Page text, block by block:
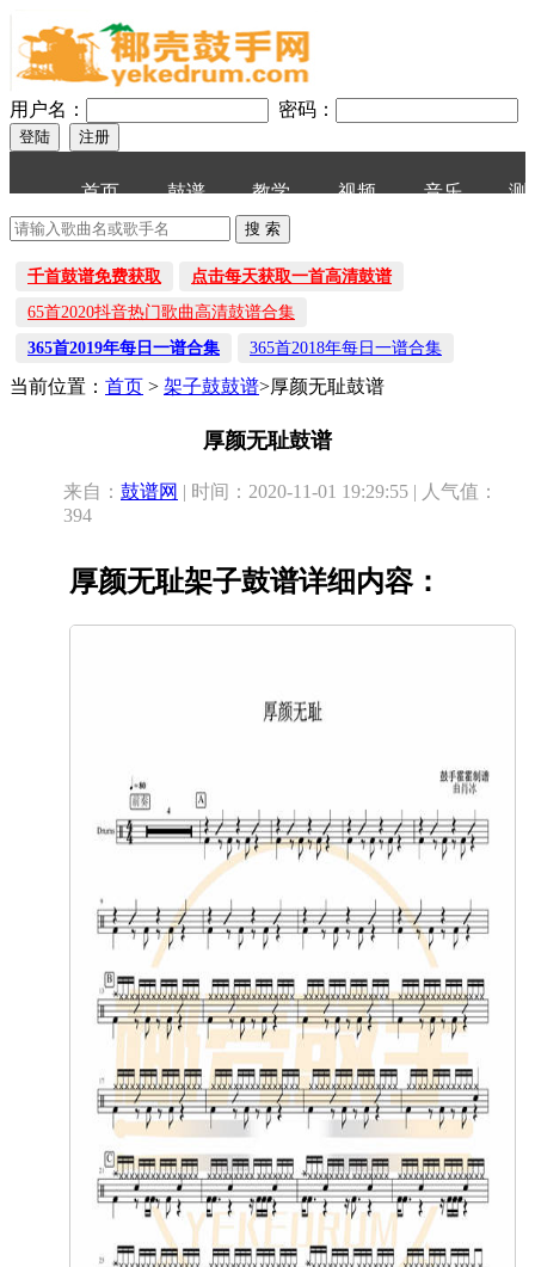
用户名： 密码：
首页 鼓谱 教学 视频 音乐 测
千首鼓谱免费获取
点击每天获取一首高清鼓谱
65首2020抖音热门歌曲高清鼓谱合集
365首2019年每日一谱合集
365首2018年每日一谱合集
当前位置： 首页 > 架子鼓鼓谱>厚颜无耻鼓谱
厚颜无耻鼓谱
来自： 鼓谱网 | 时间：2020-11-01 19:29:55 | 人气值：
394
厚颜无耻架子鼓谱详细内容：